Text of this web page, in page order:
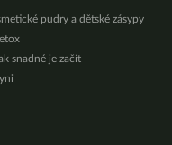
pudry a dětské zásypy
snadné je začít